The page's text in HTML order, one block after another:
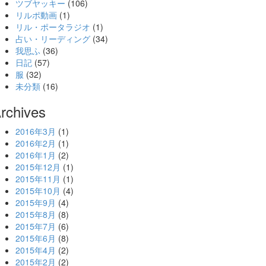
ツブヤッキー (106)
リルポ動画 (1)
リル・ポータラジオ (1)
占い・リーディング (34)
我思ふ (36)
日記 (57)
服 (32)
未分類 (16)
2016年3月 (1)
2016年2月 (1)
2016年1月 (2)
2015年12月 (1)
2015年11月 (1)
2015年10月 (4)
2015年9月 (4)
2015年8月 (8)
2015年7月 (6)
2015年6月 (8)
2015年4月 (2)
2015年2月 (2)